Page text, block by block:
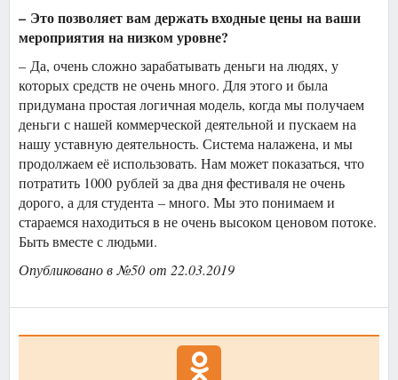
– Это позволяет вам держать входные цены на ваши
мероприятия на низком уровне?
– Да, очень сложно зарабатывать деньги на людях, у
которых средств не очень много. Для этого и была
придумана простая логичная модель, когда мы получаем
деньги с нашей коммерческой деятельной и пускаем на
нашу уставную деятельность. Система налажена, и мы
продолжаем её использовать. Нам может показаться, что
потратить 1000 рублей за два дня фестиваля не очень
дорого, а для студента – много. Мы это понимаем и
стараемся находиться в не очень высоком ценовом потоке.
Быть вместе с людьми.
Опубликовано в №50 от 22.03.2019